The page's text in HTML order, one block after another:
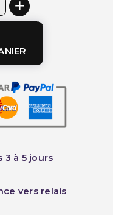
3 à 5 jours
vers relais